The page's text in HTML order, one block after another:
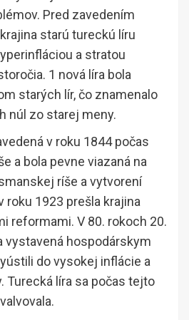
Pred zavedením
starú tureckú líru
a stratou
1 nová líra bola
starých lír, čo znamenalo
núl zo starej meny.
v roku 1844 počas
a bola pevne viazaná na
ríše a vytvorení
roku 1923 prešla krajina
reformami. V 80. rokoch 20.
vystavená hospodárskym
do vysokej inflácie a
Turecká líra sa počas tejto